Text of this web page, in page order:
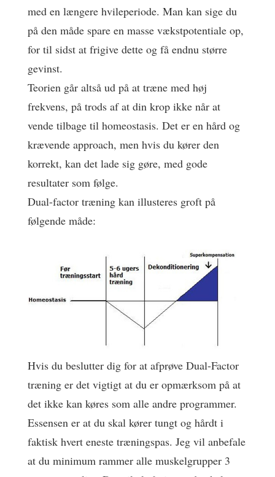
med en længere hvileperiode. Man kan sige du
på den måde spare en masse vækstpotentiale op,
for til sidst at frigive dette og få endnu større
gevinst.
Teorien går altså ud på at træne med høj
frekvens, på trods af at din krop ikke når at
vende tilbage til homeostasis. Det er en hård og
krævende approach, men hvis du kører den
korrekt, kan det lade sig gøre, med gode
resultater som følge.
Dual-factor træning kan illusteres groft på
følgende måde:
Hvis du beslutter dig for at afprøve Dual-Factor
træning er det vigtigt at du er opmærksom på at
det ikke kan køres som alle andre programmer.
Essensen er at du skal kører tungt og hårdt i
faktisk hvert eneste træningspas. Jeg vil anbefale
at du minimum rammer alle muskelgrupper 3